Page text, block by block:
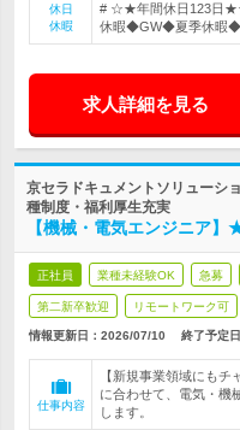
休日
休暇
# ☆★年間休日123日
休暇◆GW◆夏季休暇◆
求人詳細を見る
京セラドキュメントソリュー
種制度・福利厚生充実
【機械・電気エンジニア
正社員 業種未経験OK 急募
第二新卒歓迎 リモートワーク可
情報更新日：2026/07/10 終了予定日
仕事内容
【新規事業領域にも
に合わせて、電気・機
します。